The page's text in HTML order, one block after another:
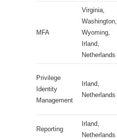
MFA
Virginia,
Washington,
Wyoming,
Irland,
Netherlands
Privilege
Identity
Management
Irland,
Netherlands
Reporting
Irland,
Netherlands